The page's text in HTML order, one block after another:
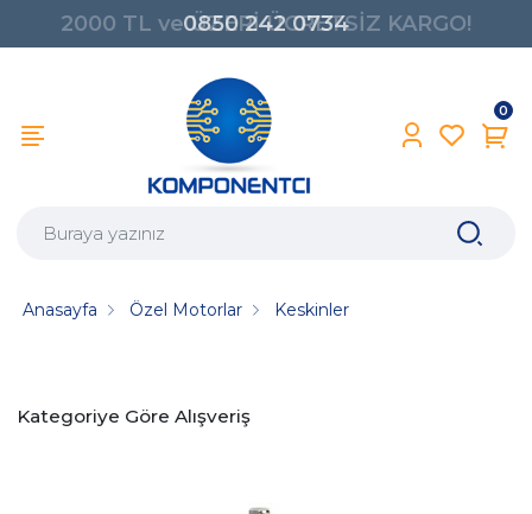
2000 TL ve ÜZERİ ÜCRETSİZ KARGO!
0850 242 0734
0
Anasayfa Özel Motorlar Keskinler
Kategoriye Göre Alışveriş